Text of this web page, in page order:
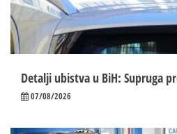
Detalji ubistva u BiH: Supruga
07/08/2026